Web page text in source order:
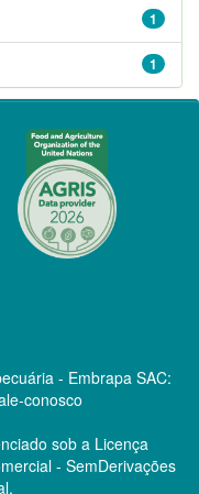
1
1
- Embrapa SAC:
conosco
sob a Licença
- SemDerivações